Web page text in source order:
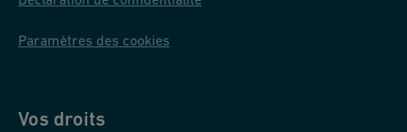
Paramètres des cookies
Vos droits